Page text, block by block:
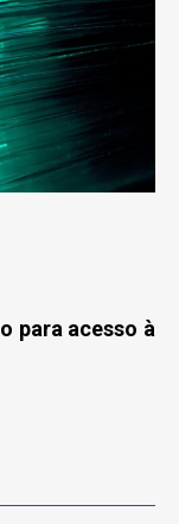
para acesso à